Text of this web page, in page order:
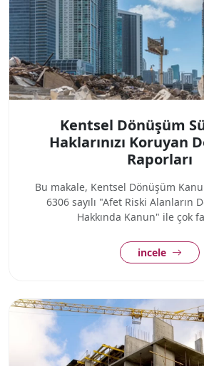
Kentsel Dönüşüm
Haklarınızı Koruyan
Raporları
Bu makale, Kentsel Dönüşüm
6306 sayılı "Afet Riski Alanların
Hakkında Kanun" ile çok
incele